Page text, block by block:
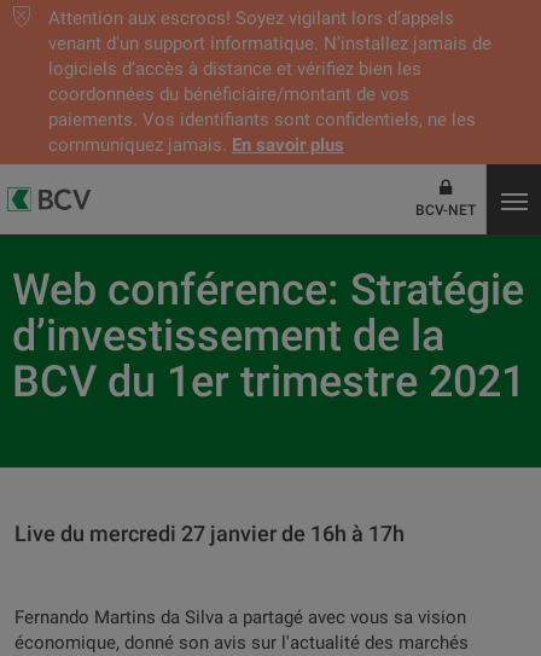
Attention aux escrocs! Soyez vigilant lors d’appels
venant d'un support informatique. N’installez jamais de
logiciels d’accès à distance et vérifiez bien les
coordonnées du bénéficiaire/montant de vos
paiements. Vos identifiants sont confidentiels, ne les
communiquez jamais. En savoir plus
BCV-NET
Web conférence: Stratégie
d’investissement de la
BCV du 1er trimestre 2021
Live du mercredi 27 janvier de 16h à 17h
Fernando Martins da Silva a partagé avec vous sa vision
économique, donné son avis sur l'actualité des marchés